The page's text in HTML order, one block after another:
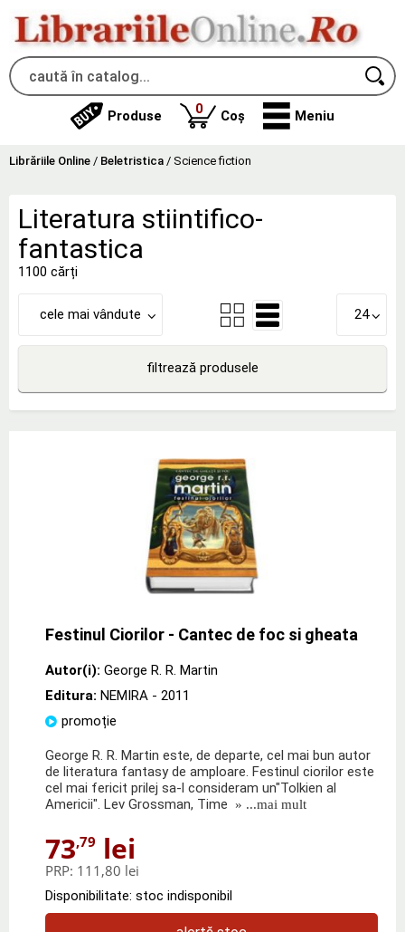
Produse 0produse
Coș Meniu
Librăriile Online / Beletristica / Science fiction
Literatura stiintifico-
fantastica
1100 cărți
cele mai vândute 24
filtrează produsele
Festinul Ciorilor - Cantec de foc si gheata
Autor(i): George R. R. Martin
Editura: NEMIRA - 2011
promoție
George R. R. Martin este, de departe, cel mai bun autor
de literatura fantasy de amploare. Festinul ciorilor este
cel mai fericit prilej sa-l consideram un"Tolkien al
Americii". Lev Grossman, Time » ...mai mult
73,79 lei
PRP: 111,80 lei
Disponibilitate: stoc indisponibil